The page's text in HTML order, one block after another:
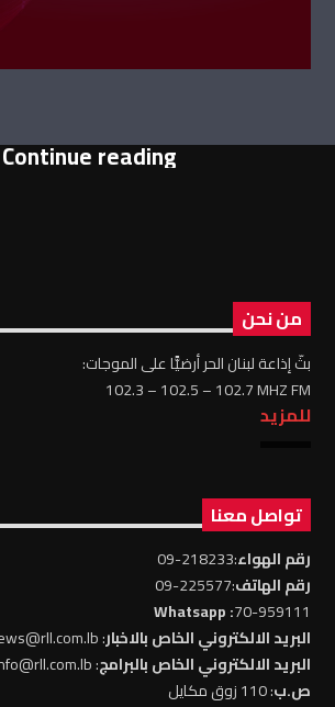
Continue reading
من نحن
بثّ إذاعة لبنان الحر أرضيًّا على الموجات:
102.3 – 102.5 – 102.7 MHZ FM
للمزيد
تواصل معنا
رقم الهواء:218233-09
رقم الهاتف:225577-09
70-959111
: Whatsapp
البريد الالكتروني الخاص بالاخبار: news@rll.com.lb
البريد الالكتروني الخاص بالبرامج: info@rll.com.lb
ص.ب: 110 زوق مكايل